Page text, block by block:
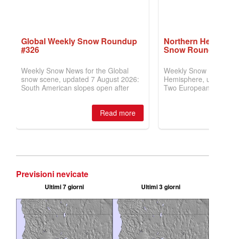
Previsioni nevicate
Ultimi 7 giorni Ultimi 3 giorni